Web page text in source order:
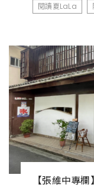
閱讀夏LaLa
【張維中專